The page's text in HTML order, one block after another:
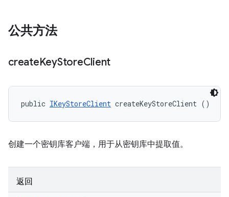
公共方法
createKeyStoreClient
public IKeyStoreClient createKeyStoreClient ()
创建一个密钥库客户端，用于从密钥库中提取值。
返回